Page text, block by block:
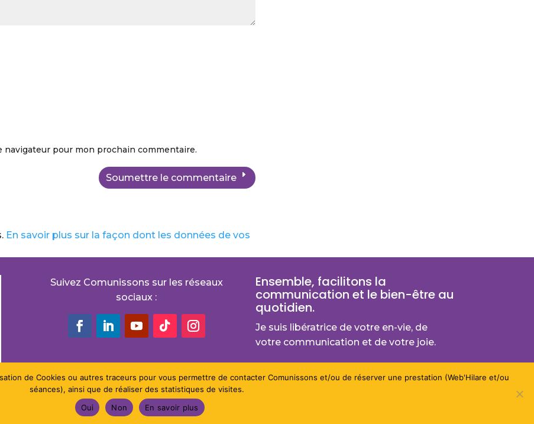
pour mon prochain commentaire.
Soumettre le commentaire
En savoir plus sur la façon dont les données de vos
Suivez Comunissons sur les réseaux
sociaux :
Ensemble, facilitons la
communication et le bien-être au
quotidien.
Je suis libératrice de votre en-vie, de
votre communication et de votre joie.
Contactez-moi
Com’ Paulette.fr Mentions légales
de Cookies ou autres traceurs pour vous permettre de contacter Comunissons et/ou de réserver une prestation (Web'Hilare et/ou
séances), ainsi que de réaliser des statistiques de visites.
Oui
Non En savoir plus